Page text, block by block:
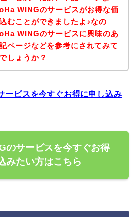
WINGのサービスがお得な価
むことができましたよ♪なの
WINGのサービスに興味のあ
ページなどを参考にされてみて
しょうか？
ービスを今すぐお得に申し込み
のサービスを今すぐお得
みたい方はこちら